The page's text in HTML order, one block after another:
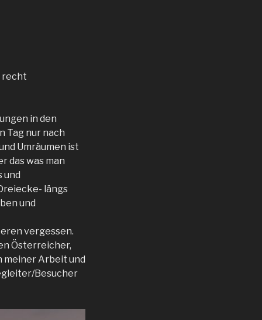
recht
in den
Tag nur nach
Umräumen ist
das was man
und
längs
und
vergessen.
Österreicher,
meiner Arbeit und
Besucher